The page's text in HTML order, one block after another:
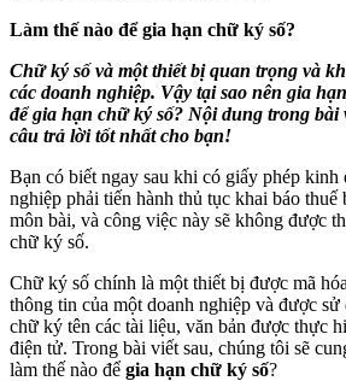
Làm thế nào để gia hạn chữ ký số?
Chữ ký số và một thiết bị quan trọng và
các doanh nghiệp. Vậy tại sao nên gia
để gia hạn chữ ký số? Nội dung trong bài
câu trả lời tốt nhất cho bạn!
Bạn có biết ngay sau khi có giấy phép kinh
nghiệp phải tiến hành thủ tục khai báo thuế
môn bài, và công việc này sẽ không được
chữ ký số.
Chữ ký số chính là một thiết bị được mã
thông tin của một doanh nghiệp và được
chữ ký tên các tài liệu, văn bản được thực
điện tử. Trong bài viết sau, chúng tôi sẽ
làm thế nào để gia hạn chữ ký số?